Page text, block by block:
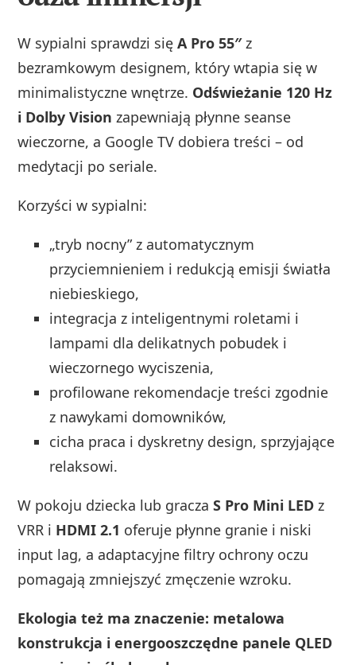
W sypialni sprawdzi sięA Pro 55″z
bezramkowym designem, który wtapia się w
minimalistyczne wnętrze. Odświeżanie 120 Hz
i Dolby Vision zapewniają płynne seanse
wieczorne, a Google TV dobiera treści – od
medytacji po seriale.
Korzyści w sypialni:
„tryb nocny” z automatycznym
przyciemnieniem i redukcją emisji światła
niebieskiego,
integracja z inteligentnymi roletami i
lampami dla delikatnych pobudek i
wieczornego wyciszenia,
profilowane rekomendacje treści zgodnie
z nawykami domowników,
cicha praca i dyskretny design, sprzyjające
relaksowi.
W pokoju dziecka lub graczaS Pro Mini LED z
VRR i HDMI 2.1 oferuje płynne granie i niski
input lag, a adaptacyjne filtry ochrony oczu
pomagają zmniejszyć zmęczenie wzroku.
Ekologia też ma znaczenie: metalowa
konstrukcja i energooszczędne panele QLED